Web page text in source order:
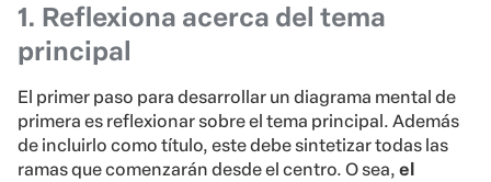
1. Reflexiona acerca del tema
principal
El primer paso para desarrollar un diagrama mental de
primera es reflexionar sobre el tema principal. Además
de incluirlo como título, este debe sintetizar todas las
ramas que comenzarán desde el centro. O sea, el